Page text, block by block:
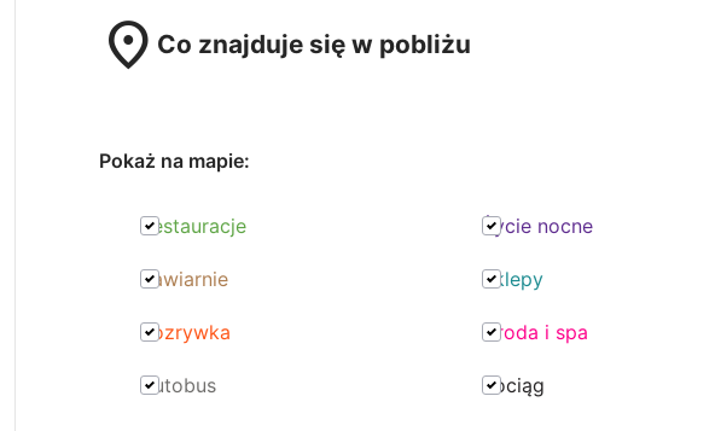
location_on Co znajduje się w pobliżu
Pokaż na mapie:
Restauracje Życie nocne
Kawiarnie Sklepy
Rozrywka Uroda i spa
Autobus Pociąg